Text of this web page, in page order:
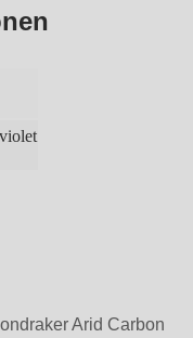
Arid Carbon